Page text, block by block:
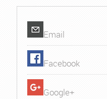
Email
Facebook
Google+